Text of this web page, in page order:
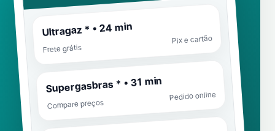
Ultragaz * • 24 min
Frete grátis
Pix e cartão
Supergasbras * • 31 min
Compare preços
Pedido online